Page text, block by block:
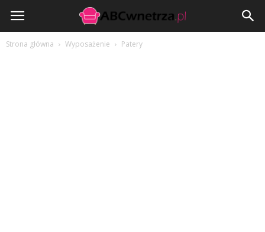
ABCwnetrza.pl
Strona główna Wyposażenie Patery